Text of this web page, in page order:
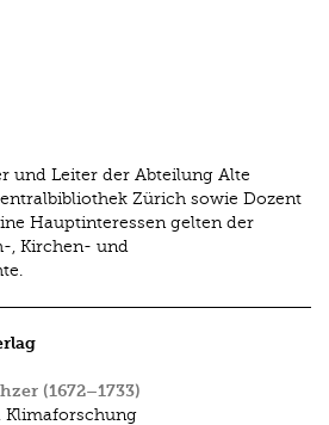
und Leiter der Abteilung Alte
Zürich sowie Dozent
Hauptinteressen gelten der
, Kirchen- und
(1672–1733)
Klimaforschung